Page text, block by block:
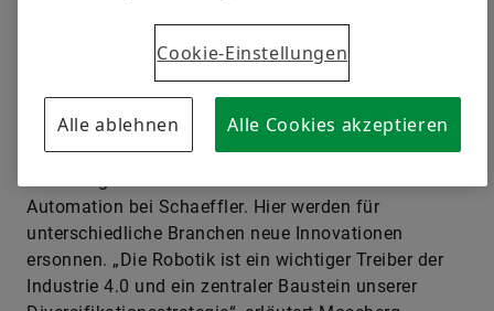
Schon heute wächst der Cobot-Markt mit einem
schneller als der von klassischen Industrierobotern.
„Wir können diesen dynamischen Markt mit ganz
speziellen Lösungen bereichern“, sagt Ralf
Automation bei Schaeffler. Hier werden für
unterschiedliche Branchen neue Innovationen
ersonnen. „Die Robotik ist ein wichtiger Treiber der
Industrie 4.0 und ein zentraler Baustein unserer
Cookie-Einstellungen
Alle ablehnen Alle Cookies akzeptieren